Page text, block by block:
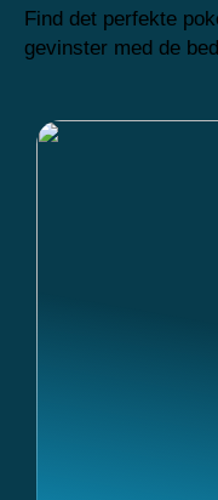
Find det perfekte
gevinster med de